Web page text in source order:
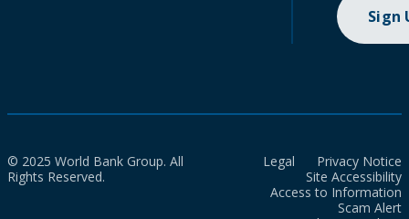
Sign
© 2025 World Bank Group. All
Rights Reserved.
Legal
Privacy Notice
Site Accessibility
Access to Information
Scam Alert